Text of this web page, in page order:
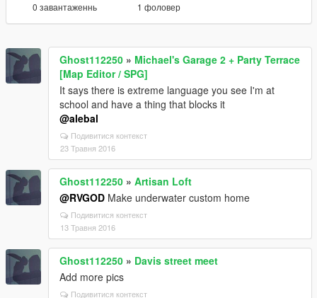
0 завантаженнь 1 фоловер
Ghost112250 » Michael's Garage 2 + Party Terrace
[Map Editor / SPG]
It says there is extreme language you see I'm at
school and have a thing that blocks it
@alebal
Подивитися контекст
23 Травня 2016
Ghost112250 » Artisan Loft
@RVGOD Make underwater custom home
Подивитися контекст
13 Травня 2016
Ghost112250 » Davis street meet
Add more pics
Подивитися контекст